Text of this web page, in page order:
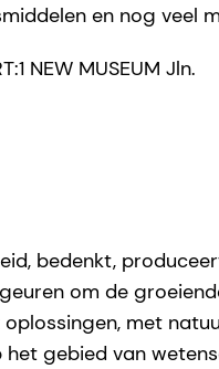
en nog veel
NEW MUSEUM Jln.
bedenkt,
om de
met
gebied van